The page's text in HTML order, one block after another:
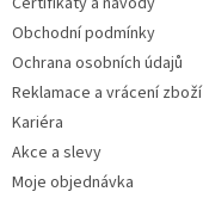
Obchodní podmínky
Ochrana osobních údajů
Reklamace a vrácení zboží
Kariéra
Akce a slevy
Moje objednávka